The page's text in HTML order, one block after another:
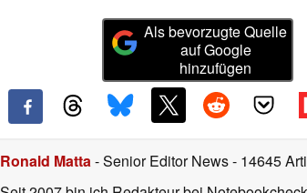
Als bevorzugte Quelle
auf Google
hinzufügen
Ronald Matta- Senior Editor News- 14645